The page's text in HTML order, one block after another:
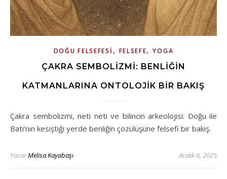
DOĞU FELSEFESI , FELSEFE,YOGA
ÇAKRA SEMBOLIZMI: BENLIĞIN
KATMANLARINA ONTOLOJIK BIR BAKIŞ
Çakra sembolizmi, neti neti ve bilincin arkeolojisi: Doğu ile
Batı’nın kesiştiği yerde benliğin çözülüşüne felsefi bir bakış.
YazarMelisa Kayabaşı Aralık 6, 2025